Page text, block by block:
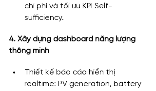
chi phí và tối ưu KPI Self-
sufficiency.
4. Xây dựng dashboard năng lượng
thông minh
Thiết kế báo cáo hiển thị
realtime: PV generation, battery